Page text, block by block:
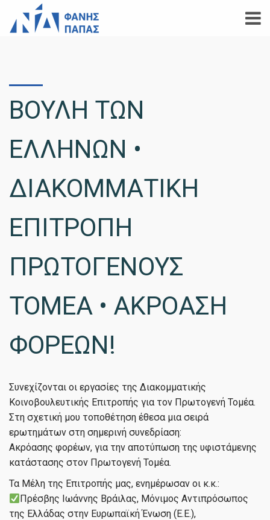
ΒΟΥΛΗ ΤΩΝ
ΕΛΛΗΝΩΝ •
ΔΙΑΚΟΜΜΑΤΙΚΗ
ΕΠΙΤΡΟΠΗ
ΠΡΩΤΟΓΕΝΟΥΣ
ΤΟΜΕΑ • ΑΚΡΟΑΣΗ
ΦΟΡΕΩΝ!
Συνεχίζονται οι εργασίες της Διακομματικής
Κοινοβουλευτικής Επιτροπής για τον Πρωτογενή Τομέα.
Στη σχετική μου τοποθέτηση έθεσα μια σειρά
ερωτημάτων στη σημερινή συνεδρίαση:
Ακρόασης φορέων, για την αποτύπωση της υφιστάμενης
κατάστασης στον Πρωτογενή Τομέα.
Τα Μέλη της Επιτροπής μας, ενημέρωσαν οι κ.κ.:
Πρέσβης Ιωάννης Βράιλας, Μόνιμος Αντιπρόσωπος
της Ελλάδας στην Ευρωπαϊκή Ένωση (Ε.Ε.),